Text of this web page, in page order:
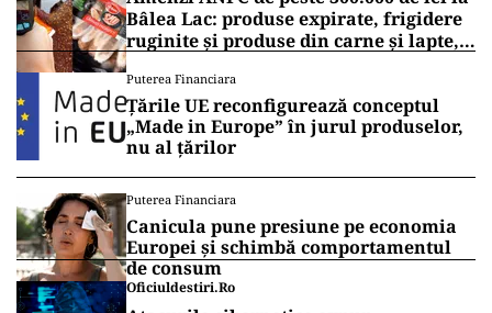
Bâlea Lac: produse expirate, frigidere
ruginite și produse din carne și lapte,
Puterea Financiara
Țările UE reconfigurează conceptul
„Made in Europe” în jurul produselor,
nu al țărilor
Puterea Financiara
Canicula pune presiune pe economia
Europei și schimbă comportamentul
de consum
Oficiuldestiri.ro